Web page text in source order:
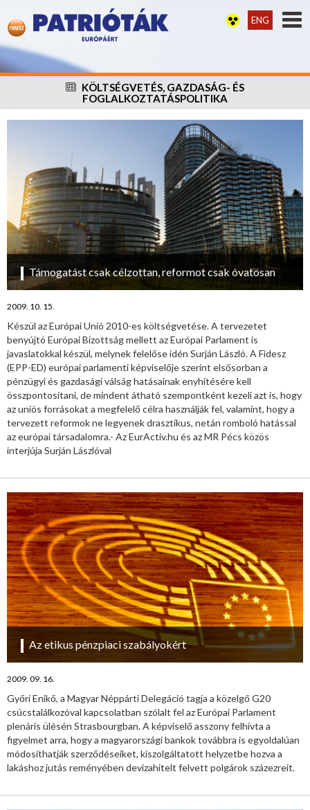
ENG
KÖLTSÉGVETÉS, GAZDASÁG- ÉS
FOGLALKOZTATÁSPOLITIKA
Támogatást csak célzottan, reformot csak óvatosan
2009. 10. 15.
Készül az Európai Unió 2010-es költségvetése. A tervezetet
benyújtó Európai Bizottság mellett az Európai Parlament is
javaslatokkal készül, melynek felelőse idén Surján László. A Fidesz
(EPP-ED) európai parlamenti képviselője szerint elsősorban a
pénzügyi és gazdasági válság hatásainak enyhítésére kell
összpontosítani, de mindent átható szempontként kezeli azt is, hogy
az uniós forrásokat a megfelelő célra használják fel, valamint, hogy a
tervezett reformok ne legyenek drasztikus, netán romboló hatással
az európai társadalomra.- Az EurActiv.hu és az MR Pécs közös
interjúja Surján Lászlóval
Az etikus pénzpiaci szabályokért
2009. 09. 16.
Győri Enikő, a Magyar Néppárti Delegáció tagja a közelgő G20
csúcstalálkozóval kapcsolatban szólalt fel az Európai Parlament
plenáris ülésén Strasbourgban. A képviselő asszony felhívta a
figyelmet arra, hogy a magyarországi bankok továbbra is egyoldalúan
módosíthatják szerződéseiket, kiszolgáltatott helyzetbe hozva a
lakáshoz jutás reményében devizahitelt felvett polgárok százezreit.